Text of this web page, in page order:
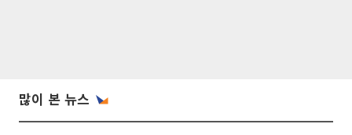
많이 본 뉴스